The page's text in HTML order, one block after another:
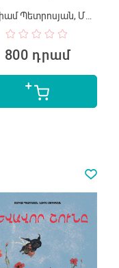
Մարիամ Պետրոսյան, Մարինե Մանուկյան
800 դրամ